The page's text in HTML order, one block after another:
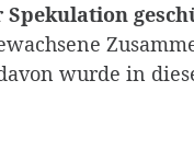
Spekulation
wurde in